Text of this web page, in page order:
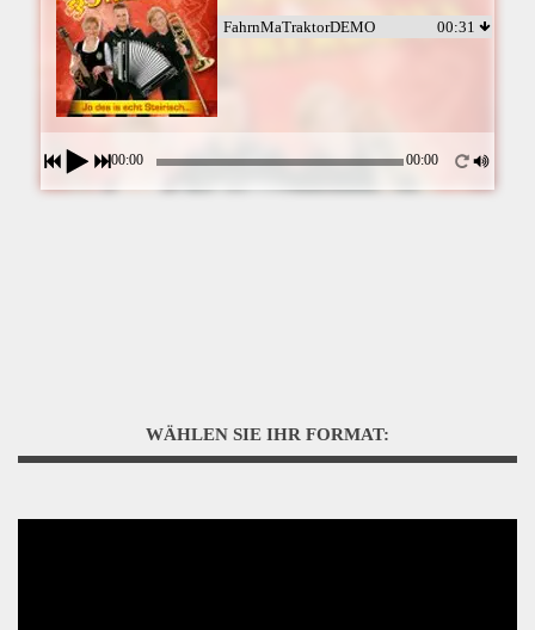
FahrnMaTraktorDEMO 00:31
00:00 00:00
WÄHLEN SIE IHR FORMAT: